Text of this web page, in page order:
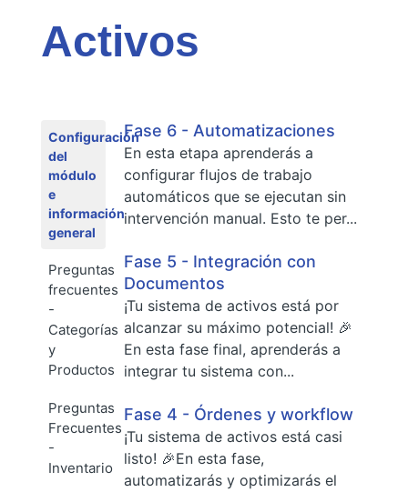
Activos
Configuración
del
módulo
e
información
general
Preguntas
frecuentes
-
Categorías
y
Productos
Preguntas
Frecuentes
-
Inventario
Fase 6 - Automatizaciones
En esta etapa aprenderás a
configurar flujos de trabajo
automáticos que se ejecutan sin
intervención manual. Esto te per...
Fase 5 - Integración con
Documentos
¡Tu sistema de activos está por
alcanzar su máximo potencial! 🎉
En esta fase final, aprenderás a
integrar tu sistema con...
Fase 4 - Órdenes y workflow
¡Tu sistema de activos está casi
listo! 🎉En esta fase,
automatizarás y optimizarás el